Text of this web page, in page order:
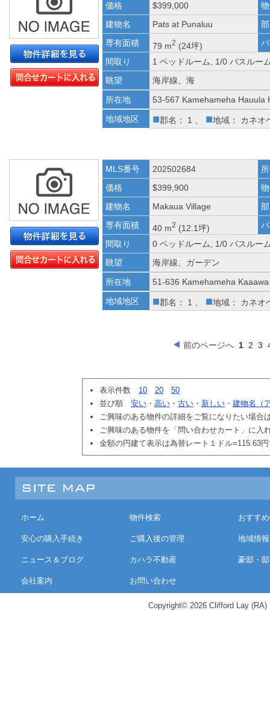
価格
$399,000
建物名
Pats at Punaluu
専有面積
79 m2 (24坪)
間取り
1 ベッドルーム, 1/0 バスルー
眺望
海岸線、海
所在地
53-567 Kamehameha Hauula
地域地区
■郡名： 1 、 ■地域： カネオ
MLS番号 202502684
価格
$399,900
建物名
Makaua Village
専有面積
40 m2 (12.1坪)
間取り
0 ベッドルーム, 1/0 バスルー
眺望
海岸線、ガーデン
所在地
51-636 Kamehameha
地域地区
■郡名： 1 、 ■地域： カネオ
前のページへ 1 2 3
表示件数 10 20
50
並び順 安い ・ 高い ・ 古い ・ 新しい ・ 建物名（
ご興味のある物件の詳細をご覧になりたい場合
ご興味のある物件を「問い合わせカート」に入
金額の円建て表示は為替レート１ドル=115.63
ホーム 物件検索 おすす
安心の購入手続き ご購入後の管理 地域情報
ニュース＆ブログ カハラ不動産 豪邸・
会社案内 お問い合わせ
Copyright© 2026 Clifford Lay